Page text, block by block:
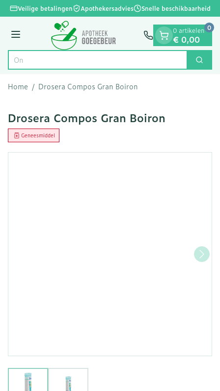
Ga naar de inhoud
1 van 1
Veilige betalingen Apothekersadvies Snelle beschikbaarheid
Menu
Product, merk, categorie... Zoek
0 artikelen
€ 0,00
0
Home / Drosera Compos Gran Boiron
Drosera Compos Gran Boiron
Geneesmiddel
View larger imageView larger image